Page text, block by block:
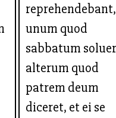
reprehendebant,
unum quod
sabbatum
alterum quod
patrem deum
diceret, et ei se